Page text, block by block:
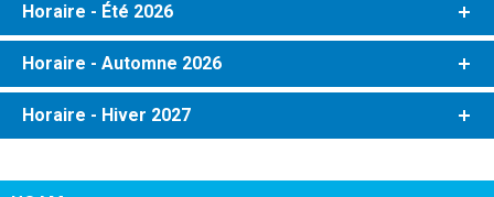
Horaire - Été 2026
Horaire - Automne 2026
Horaire - Hiver 2027